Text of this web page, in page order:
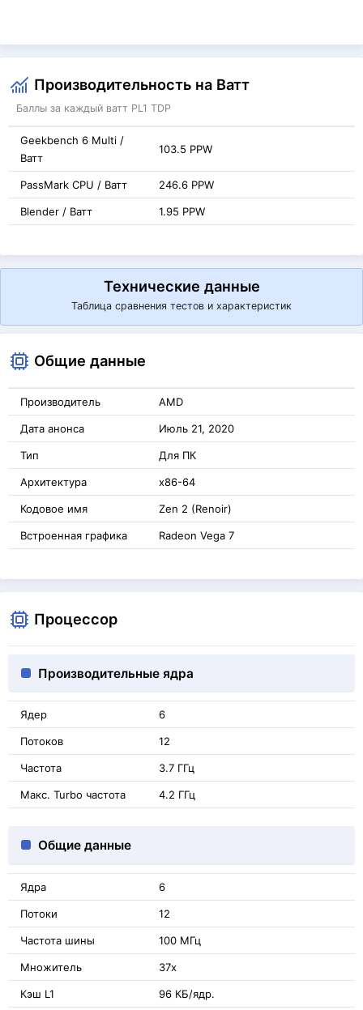
Производительность на Ватт
Баллы за каждый ватт PL1 TDP
Geekbench 6 Multi /
Ватт
103.5 PPW
PassMark CPU / Ватт 246.6 PPW
Blender / Ватт 1.95 PPW
Технические данные
Таблица сравнения тестов и характеристик
Общие данные
Производитель AMD
Дата анонса Июль 21, 2020
Тип Для ПК
Архитектура x86-64
Кодовое имя Zen 2 (Renoir)
Встроенная графика Radeon Vega 7
Процессор
Производительные ядра
Ядер 6
Потоков 12
Частота 3.7 ГГц
Макс. Turbo частота 4.2 ГГц
Общие данные
Ядра 6
Потоки 12
Частота шины 100 МГц
Множитель 37x
Кэш L1 96 КБ/ядр.